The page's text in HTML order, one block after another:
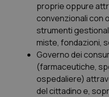
Tumori del
Tumori
Ulcera & Reflusso
Vaccini
proprie oppure
convenzionali con
strumenti
miste, fondazioni,
Governo dei
(farmaceutiche,
ospedaliere)
del cittadino e,